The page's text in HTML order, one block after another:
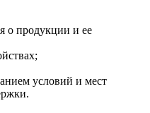
о продукции и ее
условий и мест